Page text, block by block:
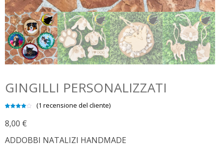
GINGILLI PERSONALIZZATI
5 su
base di
(1 recensione del cliente)
8,00 €
ADDOBBI NATALIZI HANDMADE